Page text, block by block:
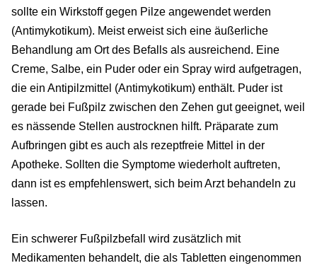
sollte ein Wirkstoff gegen Pilze angewendet werden
(Antimykotikum). Meist erweist sich eine äußerliche
Behandlung am Ort des Befalls als ausreichend. Eine
Creme, Salbe, ein Puder oder ein Spray wird aufgetragen,
die ein Antipilzmittel (Antimykotikum) enthält. Puder ist
gerade bei Fußpilz zwischen den Zehen gut geeignet, weil
es nässende Stellen austrocknen hilft. Präparate zum
Aufbringen gibt es auch als rezeptfreie Mittel in der
Apotheke. Sollten die Symptome wiederholt auftreten,
dann ist es empfehlenswert, sich beim Arzt behandeln zu
lassen.
Ein schwerer Fußpilzbefall wird zusätzlich mit
Medikamenten behandelt, die als Tabletten eingenommen